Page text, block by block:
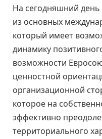
На сегодняшний
из основных
который имеет
динамику
возможности
ценностной
организационной
которое на
эффективно
территориального